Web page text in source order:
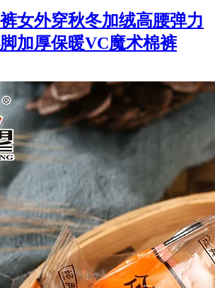
女外穿秋冬加绒高腰弹力
加厚保暖VC魔术棉裤